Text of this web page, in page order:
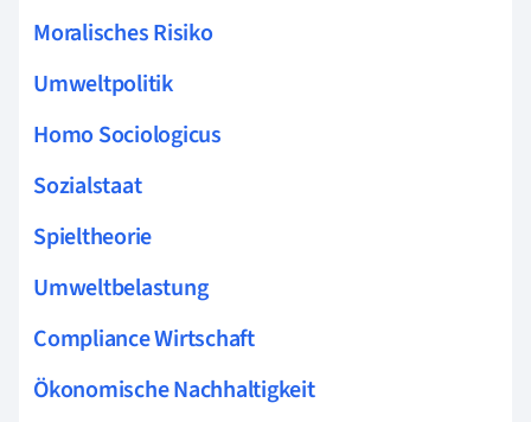
Moralisches Risiko
Umweltpolitik
Homo Sociologicus
Sozialstaat
Spieltheorie
Umweltbelastung
Compliance Wirtschaft
Ökonomische Nachhaltigkeit